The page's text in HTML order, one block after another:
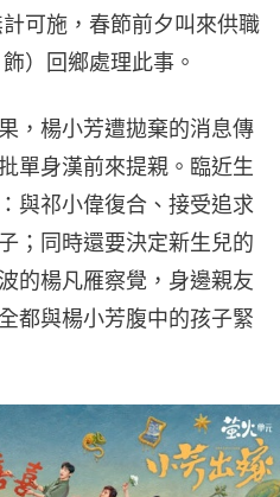
可施，春節前夕叫來供職
）回鄉處理此事。
，楊小芳遭拋棄的消息傳
單身漢前來提親。臨近生
與祁小偉復合、接受追求
；同時還要決定新生兒的
的楊凡雁察覺，身邊親友
都與楊小芳腹中的孩子緊